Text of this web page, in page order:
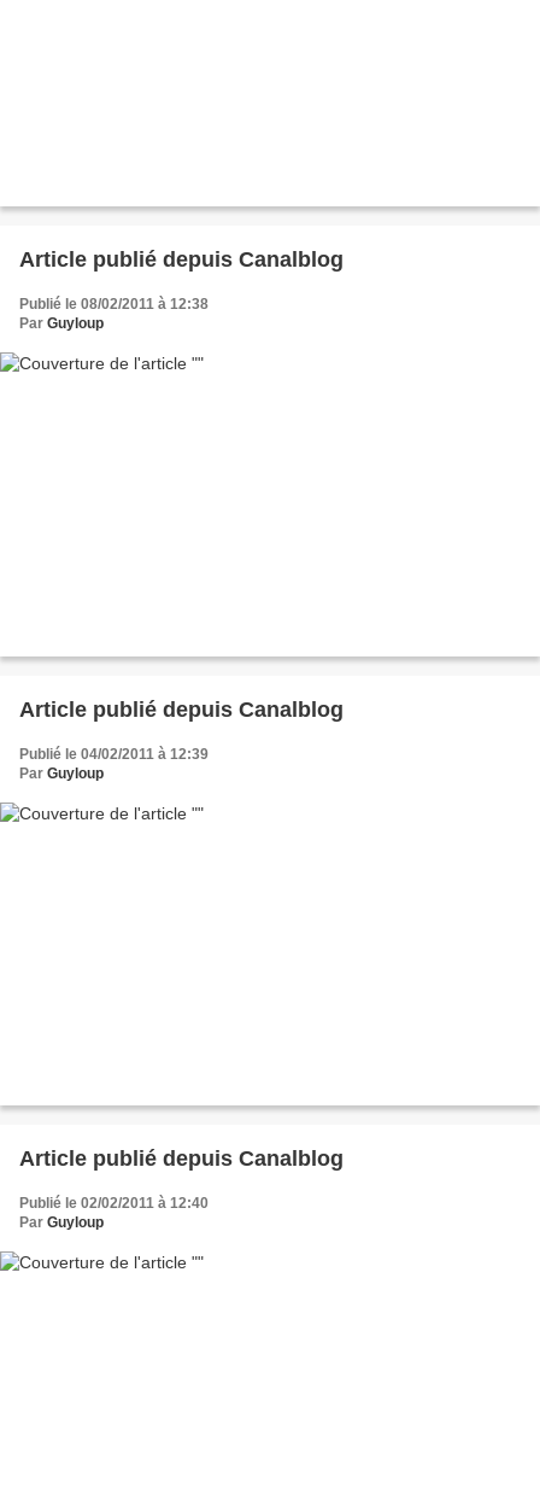
Article publié depuis Canalblog
Publié le 08/02/2011 à 12:38
Par Guyloup
Article publié depuis Canalblog
Publié le 04/02/2011 à 12:39
Par Guyloup
Article publié depuis Canalblog
Publié le 02/02/2011 à 12:40
Par Guyloup